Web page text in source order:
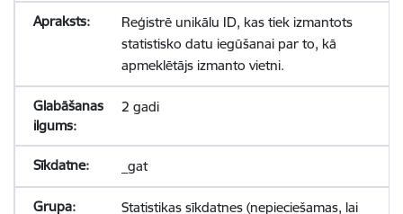
Reģistrē unikālu ID, kas tiek izmantots
statistisko datu iegūšanai par to, kā
apmeklētājs izmanto vietni.
2 gadi
_gat
Statistikas sīkdatnes (nepieciešamas, lai